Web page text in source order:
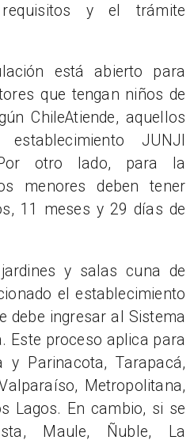
y el trámite
está abierto para
que tengan niños de
ChileAtiende, aquellos
JUNJI
otro lado, para la
menores deben tener
11 meses y 29 días de
y salas cuna de
el establecimiento
debe ingresar al Sistema
Este proceso aplica para
y Parinacota, Tarapacá,
Metropolitana,
Lagos. En cambio, si se
Maule, Ñuble, La